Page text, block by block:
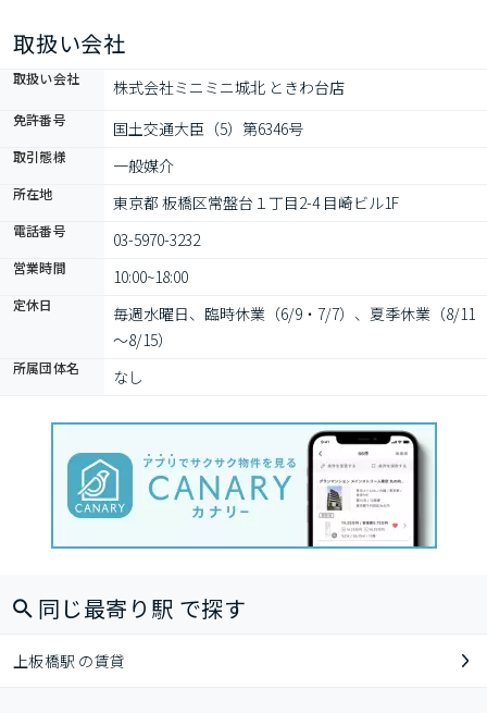
取扱い会社
取扱い会社 株式会社ミニミニ城北 ときわ台店
免許番号 国土交通大臣（5）第6346号
取引態様 一般媒介
所在地 東京都 板橋区常盤台１丁目2-4 目崎ビル1F
電話番号 03-5970-3232
営業時間 10:00~18:00
定休日
毎週水曜日、臨時休業（6/9・7/7）、夏季休業（8/11
～8/15）
所属団体名 なし
同じ最寄り駅 で探す
上板橋駅 の賃貸